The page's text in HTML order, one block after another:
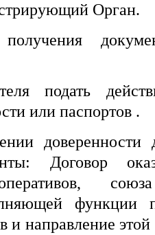
Орган.
подать
или паспортов .
доверенности
Договор
функции
и направление